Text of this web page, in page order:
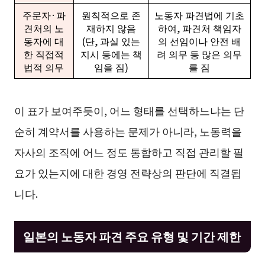
주문자·파
견처의 노
동자에 대
한 직접적
법적 의무
원칙적으로 존
재하지 않음
(단, 과실 있는
지시 등에는 책
임을 짐)
노동자 파견법에 기초
하여, 파견처 책임자
의 선임이나 안전 배
려 의무 등 많은 의무
를 짐
이 표가 보여주듯이, 어느 형태를 선택하느냐는 단
순히 계약서를 사용하는 문제가 아니라, 노동력을
자사의 조직에 어느 정도 통합하고 직접 관리할 필
요가 있는지에 대한 경영 전략상의 판단에 직결됩
니다.
일본의 노동자 파견 주요 유형 및 기간 제한